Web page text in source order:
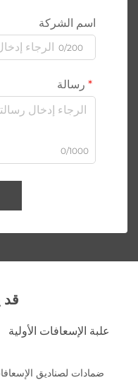
اسم الشركة
0/200
رسالة
0/1000
قد
علبة الإسعافات الأولية
ضمادات لصناديق